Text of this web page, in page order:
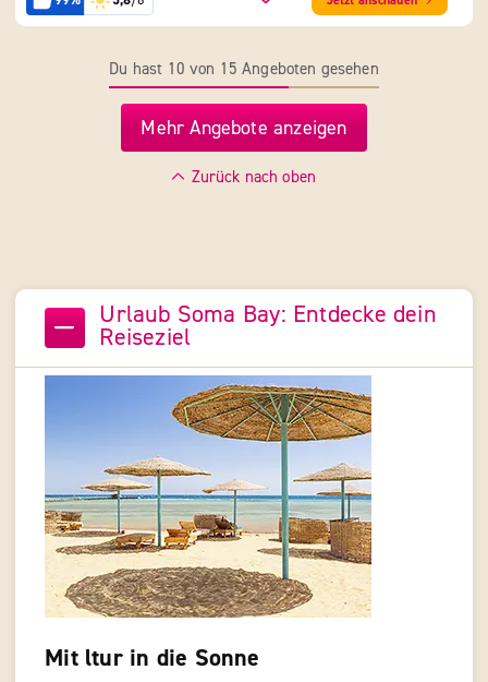
Du hast 10 von 15 Angeboten gesehen
Mehr Angebote anzeigen
Zurück nach oben
Urlaub Soma Bay: Entdecke dein
Reiseziel
Mit ltur in die Sonne